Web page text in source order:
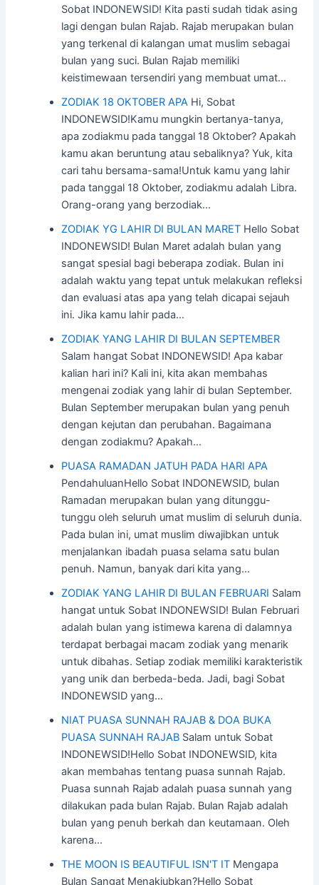
Sobat INDONEWSID! Kita pasti sudah tidak asing
lagi dengan bulan Rajab. Rajab merupakan bulan
yang terkenal di kalangan umat muslim sebagai
bulan yang suci. Bulan Rajab memiliki
keistimewaan tersendiri yang membuat umat…
ZODIAK 18 OKTOBER APA Hi, Sobat
INDONEWSID!Kamu mungkin bertanya-tanya,
apa zodiakmu pada tanggal 18 Oktober? Apakah
kamu akan beruntung atau sebaliknya? Yuk, kita
cari tahu bersama-sama!Untuk kamu yang lahir
pada tanggal 18 Oktober, zodiakmu adalah Libra.
Orang-orang yang berzodiak…
ZODIAK YG LAHIR DI BULAN MARET Hello Sobat
INDONEWSID! Bulan Maret adalah bulan yang
sangat spesial bagi beberapa zodiak. Bulan ini
adalah waktu yang tepat untuk melakukan refleksi
dan evaluasi atas apa yang telah dicapai sejauh
ini. Jika kamu lahir pada…
ZODIAK YANG LAHIR DI BULAN SEPTEMBER
Salam hangat Sobat INDONEWSID! Apa kabar
kalian hari ini? Kali ini, kita akan membahas
mengenai zodiak yang lahir di bulan September.
Bulan September merupakan bulan yang penuh
dengan kejutan dan perubahan. Bagaimana
dengan zodiakmu? Apakah…
PUASA RAMADAN JATUH PADA HARI APA
PendahuluanHello Sobat INDONEWSID, bulan
Ramadan merupakan bulan yang ditunggu-
tunggu oleh seluruh umat muslim di seluruh dunia.
Pada bulan ini, umat muslim diwajibkan untuk
menjalankan ibadah puasa selama satu bulan
penuh. Namun, banyak dari kita yang…
ZODIAK YANG LAHIR DI BULAN FEBRUARI Salam
hangat untuk Sobat INDONEWSID! Bulan Februari
adalah bulan yang istimewa karena di dalamnya
terdapat berbagai macam zodiak yang menarik
untuk dibahas. Setiap zodiak memiliki karakteristik
yang unik dan berbeda-beda. Jadi, bagi Sobat
INDONEWSID yang…
NIAT PUASA SUNNAH RAJAB & DOA BUKA
PUASA SUNNAH RAJAB Salam untuk Sobat
INDONEWSID!Hello Sobat INDONEWSID, kita
akan membahas tentang puasa sunnah Rajab.
Puasa sunnah Rajab adalah puasa sunnah yang
dilakukan pada bulan Rajab. Bulan Rajab adalah
bulan yang penuh berkah dan keutamaan. Oleh
karena…
THE MOON IS BEAUTIFUL ISN'T IT Mengapa
Bulan Sangat Menakjubkan?Hello Sobat